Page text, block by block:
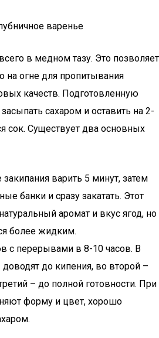
варенье
в медном тазу. Это позволяет
на огне для пропитывания
качеств. Подготовленную
сахаром и оставить на 2-
сок. Существует два основных
варить 5 минут, затем
банки и сразу закатать. Этот
аромат и вкус ягод, но
более жидким.
с перерывами в 8-10 часов. В
до кипения, во второй –
– до полной готовности. При
форму и цвет, хорошо